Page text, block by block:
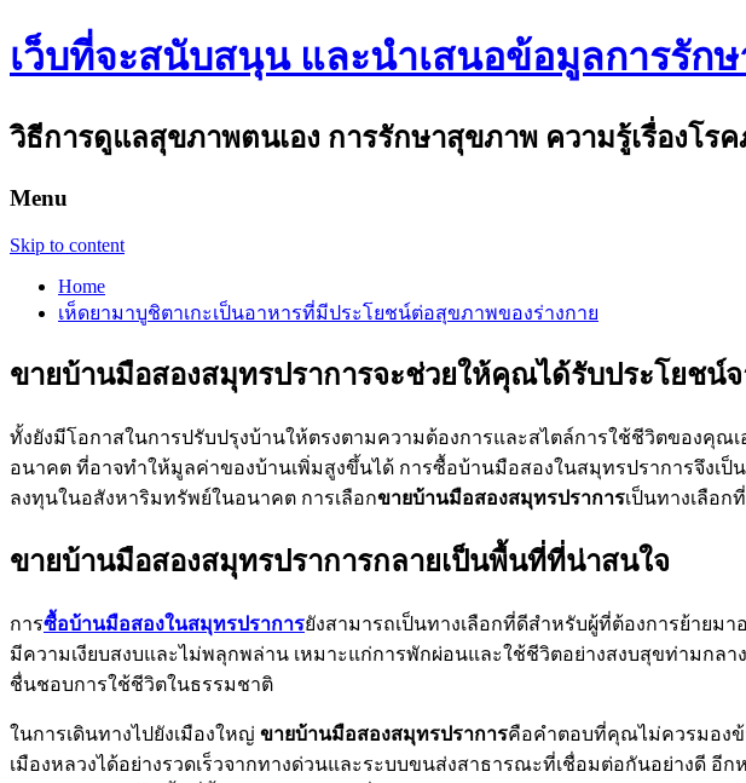
เว็บที่จะสนับสนุน และนำเสนอข้อมูลการรั
วิธีการดูแลสุขภาพตนเอง การรักษาสุขภาพ ความรู้เรื่องโร
Menu
Skip to content
Home
เห็ดยามาบูชิตาเกะเป็นอาหารที่มีประโยชน์ต่อสุขภาพของร่างกาย
ขายบ้านมือสองสมุทรปราการจะช่วยให้คุณได้รับประโยชน์
ทั้งยังมีโอกาสในการปรับปรุงบ้านให้ตรงตามความต้องการและสไตล์การใช้ชีวิตของคุ
อนาคต ที่อาจทำให้มูลค่าของบ้านเพิ่มสูงขึ้นได้ การซื้อบ้านมือสองในสมุทรปราการจึงเ
ลงทุนในอสังหาริมทรัพย์ในอนาคต การเลือกขายบ้านมือสองสมุทรปราการเป็นทางเลือ
ขายบ้านมือสองสมุทรปราการกลายเป็นพื้นที่ที่น่าสนใจ
การซื้อบ้านมือสองในสมุทรปราการยังสามารถเป็นทางเลือกที่ดีสำหรับผู้ที่ต้องการย้าย
มีความเงียบสงบและไม่พลุกพล่าน เหมาะแก่การพักผ่อนและใช้ชีวิตอย่างสงบสุขท่ามก
ชื่นชอบการใช้ชีวิตในธรรมชาติ
ในการเดินทางไปยังเมืองใหญ่ ขายบ้านมือสองสมุทรปราการคือคำตอบที่คุณไม่ควรมองข้
เมืองหลวงได้อย่างรวดเร็วจากทางด่วนและระบบขนส่งสาธารณะที่เชื่อมต่อกันอย่างดี